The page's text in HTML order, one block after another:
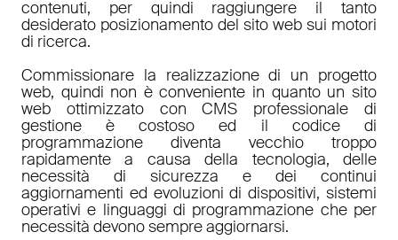
contenuti, per quindi raggiungere il tanto
desiderato posizionamento del sito web sui motori
di ricerca.
Commissionare la realizzazione di un progetto
web, quindi non è conveniente in quanto un sito
web ottimizzato con CMS professionale di
gestione è costoso ed il codice di
programmazione diventa vecchio troppo
rapidamente a causa della tecnologia, delle
necessità di sicurezza e dei continui
aggiornamenti ed evoluzioni di dispositivi, sistemi
operativi e linguaggi di programmazione che per
necessità devono sempre aggiornarsi.